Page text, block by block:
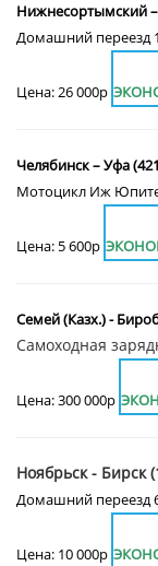
Нижнесортымский
Домашний переезд
Цена: 26 000р
Челябинск – Уфа
Мотоцикл Иж
Цена: 5 600р
Семей (Казх.) -
Самоходная
Цена: 300 000р
Ноябрьск - Бирск
Домашний переезд
Цена: 10 000р